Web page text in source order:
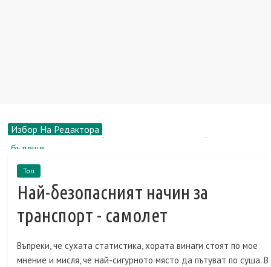
Избор На Редактора
13 интересни факти за филма "Седемнадесетте мигове на
Рене Зелуегър, биография, новини, снимка
Пазар на недвижими имоти: Апартаменти за долари и евро
Перевозка.Ру: преместваме се в друг офис заедно
бъдеще
Топ
Най-безопасният начин за
транспорт - самолет
Въпреки, че сухата статистика, хората винаги стоят по мое
мнение и мисля, че най-сигурното място да пътуват по суша. В